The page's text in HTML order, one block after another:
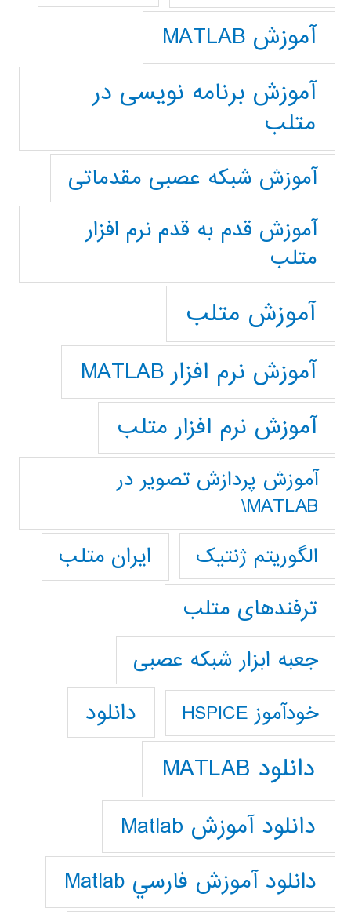
آموزش MATLAB
آموزش برنامه نویسی در
متلب
آموزش شبکه عصبی مقدماتی
آموزش قدم به قدم نرم افزار
متلب
آموزش متلب
آموزش نرم افزار MATLAB
آموزش نرم افزار متلب
آموزش پردازش تصوير در
MATLAB\
الگوریتم ژنتیک
ایران متلب
ترفندهای متلب
جعبه ابزار شبکه عصبی
خودآموز HSPICE دانلود
دانلود MATLAB
دانلود آموزش Matlab
دانلود آموزش فارسي Matlab